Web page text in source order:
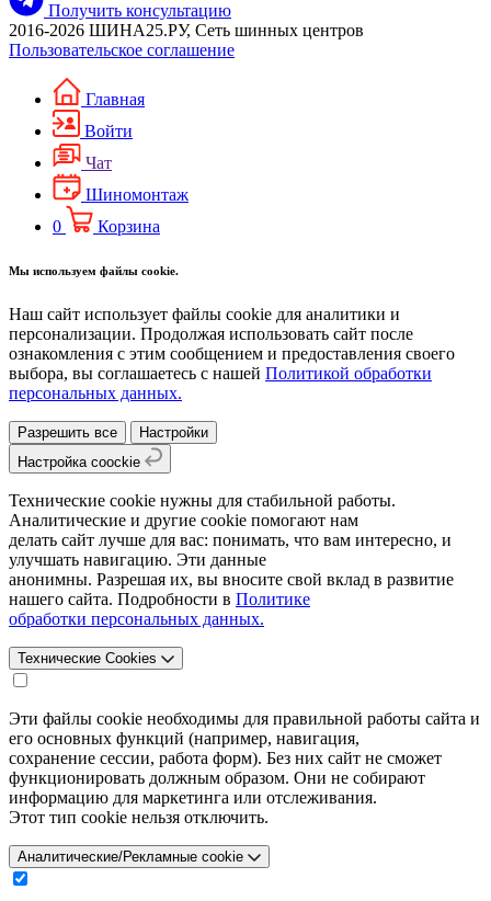
Получить консультацию
2016-2026 ШИНА25.РУ, Сеть шинных центров
Пользовательское соглашение
Главная
Войти
Чат
Шиномонтаж
0
Корзина
Мы используем файлы cookie.
Наш сайт использует файлы cookie для аналитики и
персонализации. Продолжая использовать сайт после
ознакомления с этим сообщением и предоставления своего
выбора, вы соглашаетесь с нашей Политикой обработки
персональных данных.
Разрешить все
Настройки
Настройка coockie
Технические cookie нужны для стабильной работы.
Аналитические и другие cookie помогают нам
делать сайт лучше для вас: понимать, что вам интересно, и
улучшать навигацию. Эти данные
анонимны. Разрешая их, вы вносите свой вклад в развитие
нашего сайта. Подробности в Политике
обработки персональных данных.
Технические Cookies
Эти файлы cookie необходимы для правильной работы сайта и
его основных функций (например, навигация,
сохранение сессии, работа форм). Без них сайт не сможет
функционировать должным образом. Они не собирают
информацию для маркетинга или отслеживания.
Этот тип cookie нельзя отключить.
Аналитические/Рекламные cookie